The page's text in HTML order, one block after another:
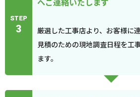
STEP
3
厳選した工事店より、お客様に
見積のための現地調査日程を工
ます。